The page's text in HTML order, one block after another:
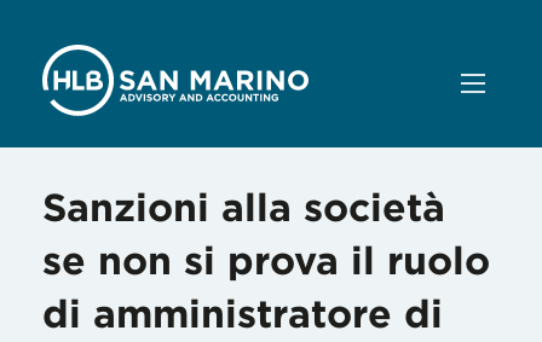
Sanzioni alla società
se non si prova il ruolo
di amministratore di